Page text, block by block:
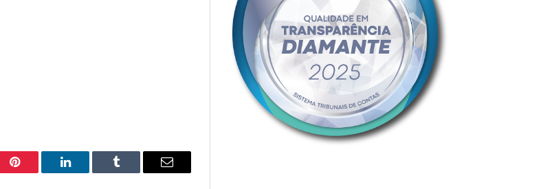
Pinterest
O
Tumblr
E-